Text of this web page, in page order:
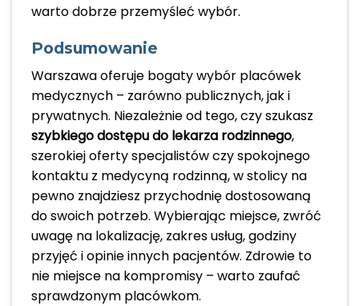
warto dobrze przemyśleć wybór.
Podsumowanie
Warszawa oferuje bogaty wybór placówek
medycznych – zarówno publicznych, jak i
prywatnych. Niezależnie od tego, czy szukasz
szybkiego dostępu do lekarza rodzinnego,
szerokiej oferty specjalistów czy spokojnego
kontaktu z medycyną rodzinną, w stolicy na
pewno znajdziesz przychodnię dostosowaną
do swoich potrzeb. Wybierając miejsce, zwróć
uwagę na lokalizację, zakres usług, godziny
przyjęć i opinie innych pacjentów. Zdrowie to
nie miejsce na kompromisy – warto zaufać
sprawdzonym placówkom.